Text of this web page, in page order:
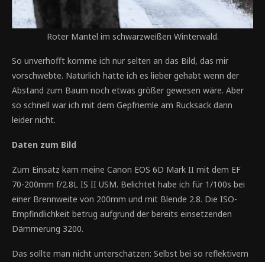
Roter Mantel im schwarzweißen Winterwald.
So unverhofft komme ich nur selten an das Bild, das mir
vorschwebte. Natürlich hätte ich es lieber gehabt wenn der
Abstand zum Baum noch etwas größer gewesen wäre. Aber
so schnell war ich mit dem Gepfriemle am Rucksack dann
leider nicht.
Daten zum Bild
Zum Einsatz kam meine Canon EOS 6D Mark II mit dem EF
70-200mm f/2.8L IS II USM. Belichtet habe ich für 1/100s bei
einer Brennweite von 200mm und mit Blende 2.8. Die ISO-
Empfindlichkeit betrug aufgrund der bereits einsetzenden
Dämmerung 3200.
Das sollte man nicht unterschätzen: Selbst bei so reflektivem